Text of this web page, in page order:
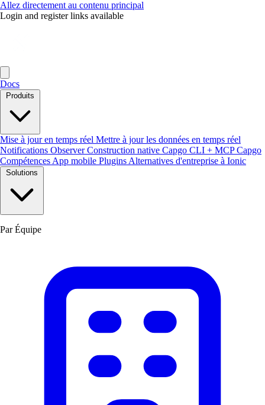
Allez directement au contenu principal
Login and register links available
Docs
Produits
Mise à jour en temps réel Mettre à jour les données en temps réel
Notifications ObserverConstruction native Capgo CLI + MCPCapgo
Compétences App mobile Plugins Alternatives d'entreprise à Ionic
Solutions
Par Équipe